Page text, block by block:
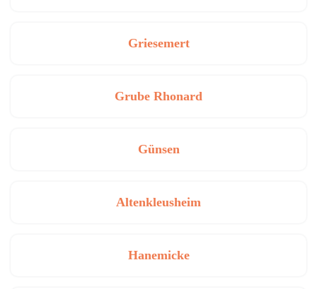
Griesemert
Grube Rhonard
Günsen
Altenkleusheim
Hanemicke